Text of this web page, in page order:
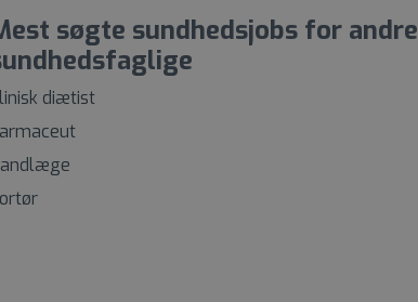
søgte sundhedsjobs for andre
diætist